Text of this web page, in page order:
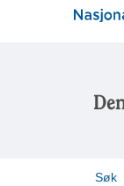
Søk